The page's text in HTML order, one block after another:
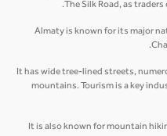
The Silk Road, as
Almaty is known for its major
It has wide tree-lined streets,
mountains. Tourism is a key
It is also known for mountain